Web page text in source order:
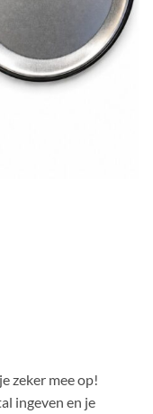
zeker mee op!
ingeven en je